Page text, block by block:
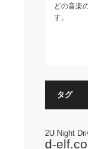
どの音楽
す。
タグ
2U Night
d-